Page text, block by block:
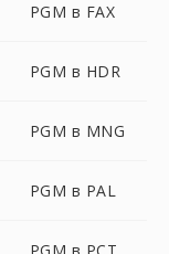
PGM в FAX
PGM в HDR
PGM в MNG
PGM в PAL